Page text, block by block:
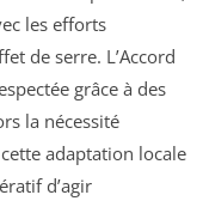
les efforts
de serre. L’Accord
grâce à des
la nécessité
adaptation locale
d’agir